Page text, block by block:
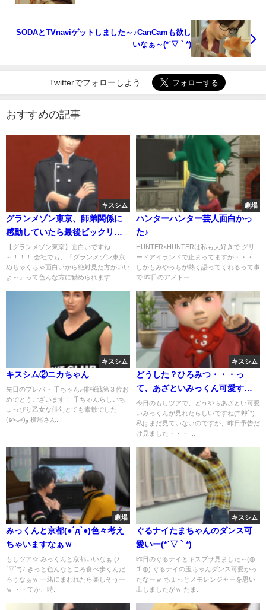
SODAとTVnaviゲットしました～♪CanCamも欲し
いなぁ～(*ˊ▽ ` *)
Twitterでフォローしよう
おすすめの記事
キスシム
グランメゾン東京、師弟関係に
感動していたら最後ビックリし
たぁ(*≧艸≦)でも黒い祥平くん素
敵(*ˊД`*)
【グランメゾン東京】面白いですね
～！！！ 会社でも、『グランメゾン東京
めちゃくちゃ面白いから絶対見た方がいい
よ～』って色んな方に勧められます...
劇場
ハンターハンター芸人面白かっ
た♪
HUNTER×HUNTERは私も大好きで グリ
ードアイランドで止まってますが・・・
しかもみやっちが熱く語ってくれるって事
で 昨日のアメトー...
キスシム
キスシム②ニカちゃん
先日のプレバト 千ちゃん♪俳桜戦第３位お
めでとうございます！ 千ちゃんらしいち
ょっぴり乙女な俳句とても素敵でした
(๑˃̵ᴗ˂̵)و 横尾さん...
キスシム
どうした？ひろみつ・・・っ
て、あざといみっくん可愛すぎ
天使すぎーすきー(*ˊ﹃`*)
今日のもしツアで、どうやらあざとい可愛
いみっくんが見れたらしいですね(*ˊ艸`*)
私はまだ見ていないのですが、昨日予告だ
け見ました・・・ ...
劇場
みっくんと京都(●´д`●)色々考え
ちゃいますなぁｗ
もしツア☆ みっくんと京都いいなぁ (ﾉ
´▽`*)ﾉ きっと色んなところ食べ歩くんだ
ろうなぁｗ 一緒にまわれたら楽しそうー
ｗ ・・てか、時...
キスシム
ぐるナイたまちゃんのダンス可
愛いー(*ˊ▽ ` *)
昨日のぐるナイとキスブサ見ました～(◍ˊ
ꇴ`◍) ぐるナイの玉ちゃんダンス可愛かっ
たなーｗ ちょっとメモレンジャーを思い
出しましたがｗ たま...